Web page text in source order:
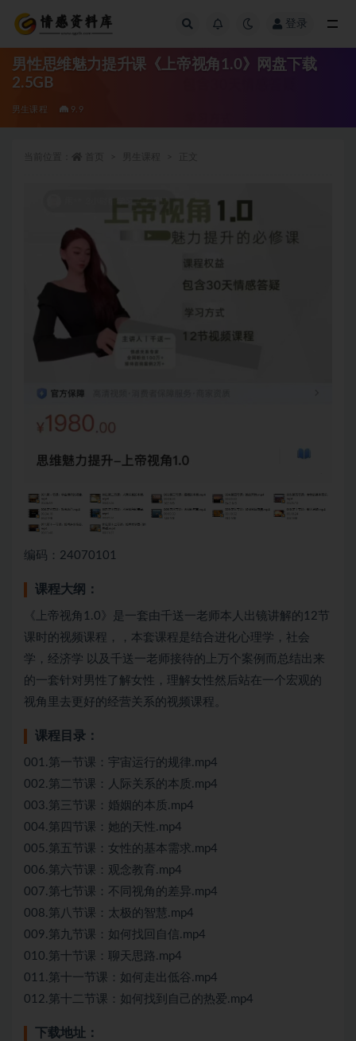
登录
男性思维魅力提升课《上帝视角1.0》网盘下载
2.5GB
男生课程 9.9
编码：24070101
课程大纲：
《上帝视角1.0》是一套由千送一老师本人出镜讲解的12节
课时的视频课程，，本套课程是结合进化心理学，社会
学，经济学 以及千送一老师接待的上万个案例而总结出来
的一套针对男性了解女性，理解女性然后站在一个宏观的
视角里去更好的经营关系的视频课程。
课程目录：
001.第一节课：宇宙运行的规律.mp4
002.第二节课：人际关系的本质.mp4
003.第三节课：婚姻的本质.mp4
004.第四节课：她的天性.mp4
005.第五节课：女性的基本需求.mp4
006.第六节课：观念教育.mp4
007.第七节课：不同视角的差异.mp4
008.第八节课：太极的智慧.mp4
009.第九节课：如何找回自信.mp4
010.第十节课：聊天思路.mp4
011.第十一节课：如何走出低谷.mp4
012.第十二节课：如何找到自己的热爱.mp4
下载地址：